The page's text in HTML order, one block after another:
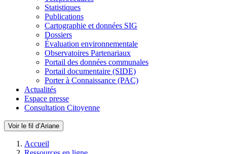
Statistiques
Publications
Cartographie et données SIG
Dossiers
Évaluation environnementale
Observatoires Partenariaux
Portail des données communales
Portail documentaire (SIDE)
Porter à Connaissance (PAC)
Actualités
Espace presse
Consultation Citoyenne
Voir le fil d’Ariane
Accueil